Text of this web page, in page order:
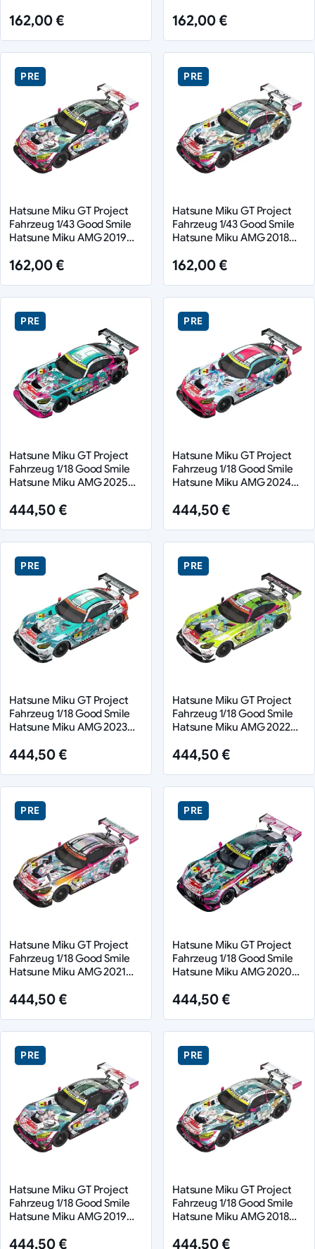
Commemorative Ver. 11 cm
162,00 €
Ver. 11 cm
162,00 €
PRE
Hatsune Miku GT Project
Fahrzeug 1/43 Good Smile
Hatsune Miku AMG 2019
162,00 €
PRE
Hatsune Miku GT Project
Fahrzeug 1/43 Good Smile
Hatsune Miku AMG 2018
162,00 €
PRE
Hatsune Miku GT Project
Fahrzeug 1/18 Good Smile
Hatsune Miku AMG 2025
444,50 €
PRE
Hatsune Miku GT Project
Fahrzeug 1/18 Good Smile
Hatsune Miku AMG 2024
444,50 €
PRE
Hatsune Miku GT Project
Fahrzeug 1/18 Good Smile
Hatsune Miku AMG 2023
444,50 €
PRE
Hatsune Miku GT Project
Fahrzeug 1/18 Good Smile
Hatsune Miku AMG 2022
444,50 €
PRE
Hatsune Miku GT Project
Fahrzeug 1/18 Good Smile
Hatsune Miku AMG 2021
Commemorative Ver. 26 cm
444,50 €
PRE
Hatsune Miku GT Project
Fahrzeug 1/18 Good Smile
Hatsune Miku AMG 2020
Ver. 26 cm
444,50 €
PRE
Hatsune Miku GT Project
Fahrzeug 1/18 Good Smile
Hatsune Miku AMG 2019
444,50 €
PRE
Hatsune Miku GT Project
Fahrzeug 1/18 Good Smile
Hatsune Miku AMG 2018
444,50 €